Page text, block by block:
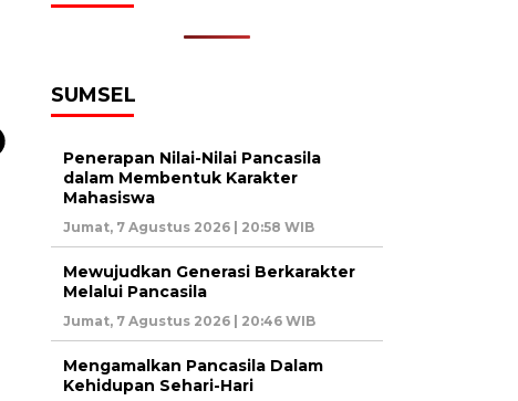
SUMSEL
Penerapan Nilai-Nilai Pancasila
dalam Membentuk Karakter
Mahasiswa
Jumat, 7 Agustus 2026 | 20:58 WIB
Mewujudkan Generasi Berkarakter
Melalui Pancasila
Jumat, 7 Agustus 2026 | 20:46 WIB
Mengamalkan Pancasila Dalam
Kehidupan Sehari-Hari